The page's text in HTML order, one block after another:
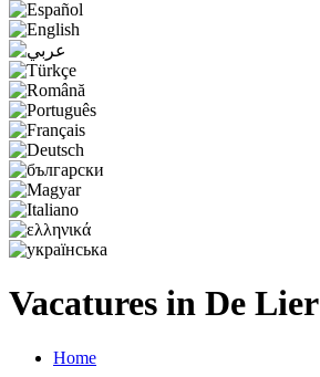
Vacatures in De Lier
Home